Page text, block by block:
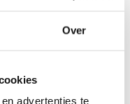
Over
advertenties te